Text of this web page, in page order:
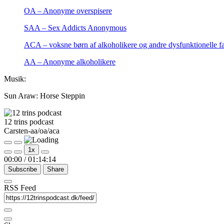
OA – Anonyme overspisere
SAA – Sex Addicts Anonymous
ACA – voksne børn af alkoholikere og andre dysfunktionelle
AA – Anonyme alkoholikere
Musik:
Sun Araw: Horse Steppin
12 trins podcast
Carsten-aa/oa/aca
Play
Episode
Pause
Episode
1x
00:00 / 01:14:14
Subscribe Share
RSS Feed